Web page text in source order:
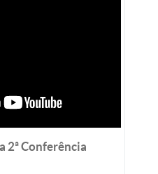
2ª Conferência